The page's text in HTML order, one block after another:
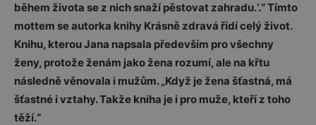
během života se z nich snaží pěstovat zahradu.‘.“ Tímto
mottem se autorka knihy Krásně zdravá řídí celý život.
Knihu, kterou Jana napsala především pro všechny
ženy, protože ženám jako žena rozumí, ale na křtu
následně věnovala i mužům. „Když je žena šťastná, má
šťastné i vztahy. Takže kniha je i pro muže, kteří z toho
těží.“